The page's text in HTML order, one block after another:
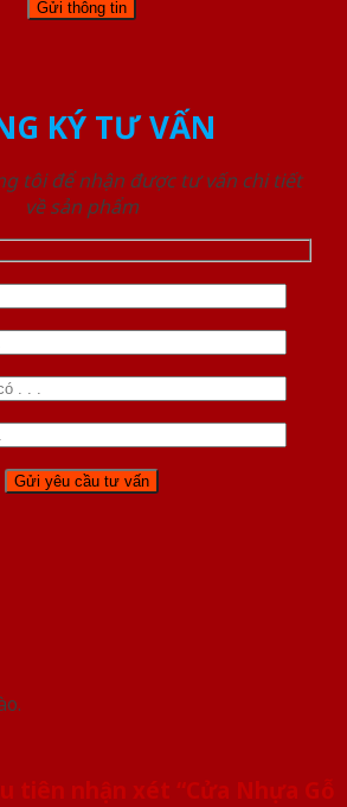
KÝ TƯ VẤN
tôi để nhận được tư vấn chi tiết
về sản phẩm
tiên nhận xét “Cửa Nhựa Gỗ